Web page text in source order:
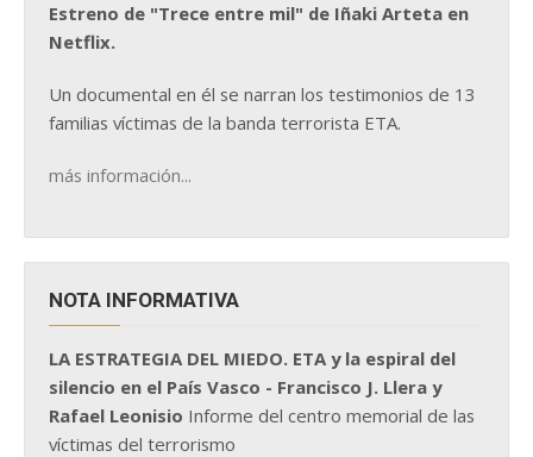
Estreno de "Trece entre mil" de Iñaki Arteta en
Netflix.
Un documental en él se narran los testimonios de 13
familias víctimas de la banda terrorista ETA.
más información...
NOTA INFORMATIVA
LA ESTRATEGIA DEL MIEDO. ETA y la espiral del
silencio en el País Vasco - Francisco J. Llera y
Rafael Leonisio Informe del centro memorial de las
víctimas del terrorismo